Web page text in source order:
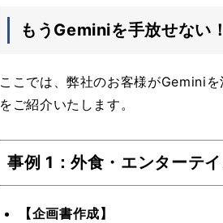
もうGeminiを手放せない
ここでは、弊社のお客様がGemini
をご紹介いたします。
事例 1：外食・エンターテ
【企画書作成】